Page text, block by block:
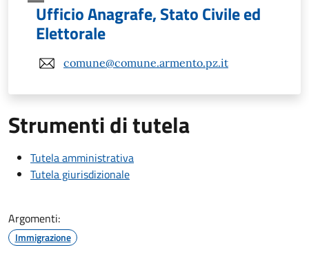
Ufficio Anagrafe, Stato Civile ed
Elettorale
comune@comune.armento.pz.it
Strumenti di tutela
Tutela amministrativa
Tutela giurisdizionale
Argomenti:
Immigrazione